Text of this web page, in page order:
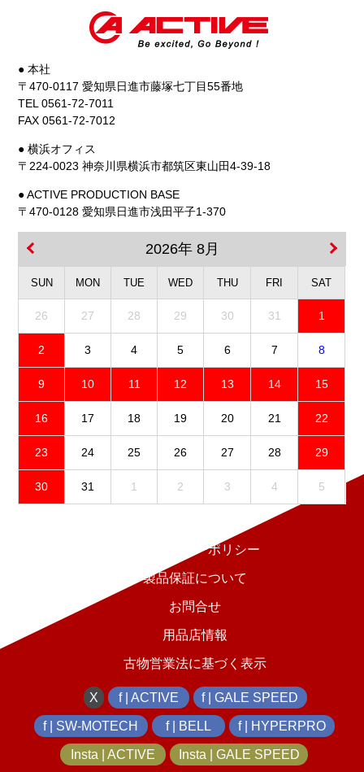
● 本社
〒470-0117 愛知県日進市藤塚七丁目55番地
TEL 0561-72-7011
FAX 0561-72-7012
● 横浜オフィス
〒224-0023 神奈川県横浜市都筑区東山田4-39-18
● ACTIVE PRODUCTION BASE
〒470-0128 愛知県日進市浅田平子1-370
2026年 8月
SUN MON TUE WED THU FRI SAT
26 27 28 29 30 31 1
2 3 4 5 6 7 8
9 10 11 12 13 14 15
16 17 18 19 20 21 22
23 24 25 26 27 28 29
30 31 1 2 3 4 5
プライバシーポリシー
製品保証について
お問合せ
用品店情報
古物営業法に基づく表示
X f | ACTIVE f | GALE SPEED
f | SW-MOTECH f | BELL f | HYPERPRO
Insta | ACTIVE Insta | GALE SPEED